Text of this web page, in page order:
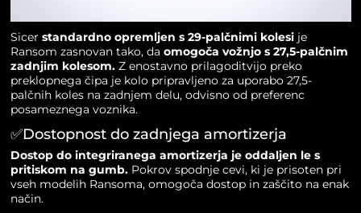
Sicer standardno opremljen s 29-palčnimi kolesije
Ransom zasnovan tako, da omogoča vožnjo s 27,5-palčnim
zadnjim kolesom.Z enostavno prilagoditvijo preko
preklopnega čipa je kolo pripravljeno za uporabo 27,5-
palčnih koles na zadnjem delu, odvisno od preferenc
posameznega voznika.
✅Dostopnost do zadnjega amortizerja
Dostop do integriranega amortizerja je oddaljen le s
pritiskom na gumb.Pokrov spodnje cevi, ki je prisoten pri
vseh modelih Ransoma, omogoča dostop in zaščito na enak
način.